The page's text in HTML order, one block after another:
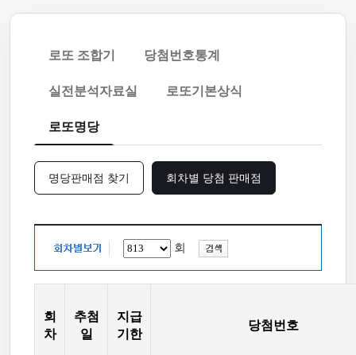
로또 조합기
당첨번호통계
실전분석자료실
로또기본상식
로또명당
명당판매점 찾기 회차별 당첨 판매점
회
회
차
추첨
일
지급
기한
당첨번호